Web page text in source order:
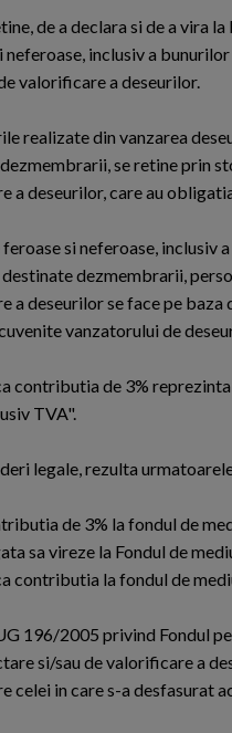
de a declara si de a vira
neferoase, inclusiv a
valorificare a deseurilor.
realizate din vanzarea
se retine prin
a deseurilor, care au
si neferoase,
dezmembrarii,
a deseurilor se face pe
vanzatorului de
contributia de 3%
TVA".
legale, rezulta
de 3% la fondul de
sa vireze la Fondul de
contributia la fondul de
196/2005 privind Fondul
si/sau de valorificare a
celei in care s-a desfasurat